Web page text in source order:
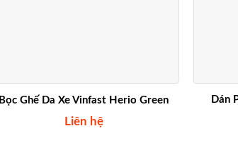
Bọc Ghế Da Xe Vinfast Herio Green
Liên hệ
Dán